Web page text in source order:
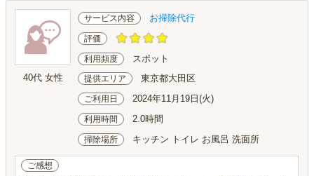
40代 女性
サービス内容 お掃除代行
評価
利用頻度 スポット
提供エリア 東京都大田区
ご利用日 2024年11月19日(火)
利用時間 2.0時間
掃除場所 キッチン トイレ お風呂 洗面所
ご感想